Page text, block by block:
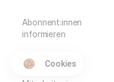
Cookies
Abonnent:innen
informieren